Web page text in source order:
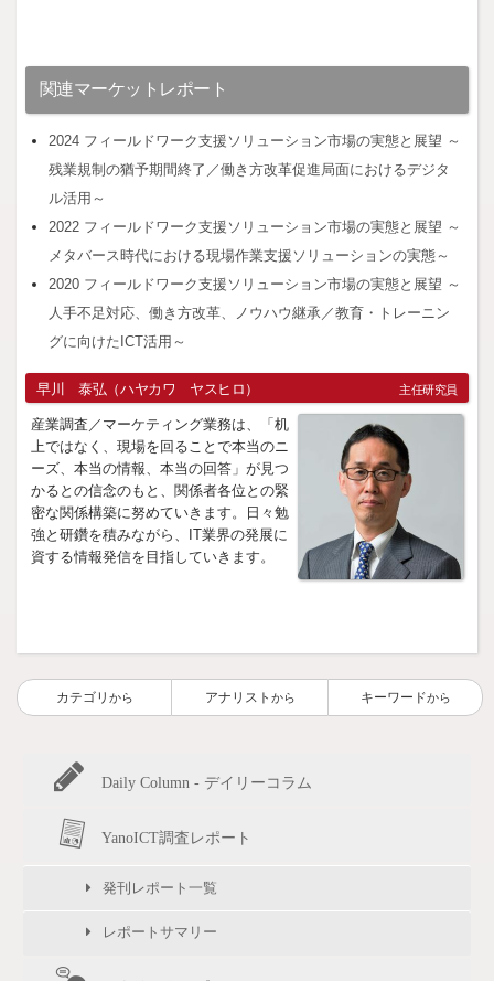
関連マーケットレポート
2024 フィールドワーク支援ソリューション市場の実態と展望 ～
残業規制の猶予期間終了／働き方改革促進局面におけるデジタ
ル活用～
2022 フィールドワーク支援ソリューション市場の実態と展望 ～
メタバース時代における現場作業支援ソリューションの実態～
2020 フィールドワーク支援ソリューション市場の実態と展望 ～
人手不足対応、働き方改革、ノウハウ継承／教育・トレーニン
グに向けたICT活用～
早川 泰弘（ハヤカワ ヤスヒロ） 主任研究員
産業調査／マーケティング業務は、「机
上ではなく、現場を回ることで本当のニ
ーズ、本当の情報、本当の回答」が見つ
かるとの信念のもと、関係者各位との緊
密な関係構築に努めていきます。日々勉
強と研鑽を積みながら、IT業界の発展に
資する情報発信を目指していきます。
カテゴリ から アナリスト から キーワードから
Daily Column - デイリーコラム
YanoICT調査レポート
発刊レポート一覧
レポートサマリー